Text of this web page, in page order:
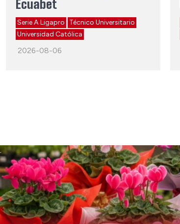
Ecuabet
Serie A Ligapro
Técnico Universitario
Universidad Católica
2026-08-06